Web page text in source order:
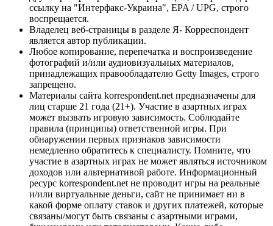
ссылку на "Интерфакс-Украина", EPA / UPG, строго
воспрещается.
Владелец веб-страницы в разделе Я- Корреспондент
является автор публикации.
Любое копирование, перепечатка и воспроизведение
фотографий и/или аудиовизуальных материалов,
принадлежащих правообладателю Getty Images, строго
запрещено.
Материалы сайта korrespondent.net предназначены для
лиц старше 21 года (21+). Участие в азартных играх
может вызвать игровую зависимость. Соблюдайте
правила (принципы) ответственной игры. При
обнаружении первых признаков зависимости
немедленно обратитесь к специалисту. Помните, что
участие в азартных играх не может являться источником
доходов или альтернативой работе. Информационный
ресурс korrespondent.net не проводит игры на реальные
и/или виртуальные деньги, сайт не принимает ни в
какой форме оплату ставок и других платежей, которые
связаны/могут быть связаны с азартными играми,